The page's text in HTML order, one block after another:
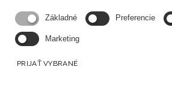
TECHNICKÝ LIST
SPÄŤ NA PRODUKTY
Základné Preferencie
Marketing
PRIJAŤ VYBRANÉ